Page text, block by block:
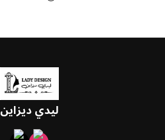
ليدي ديزاين